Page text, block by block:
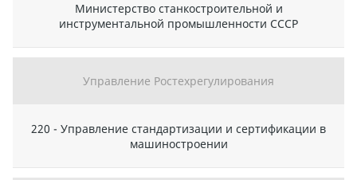
Министерство станкостроительной и
инструментальной промышленности СССР
Управление Ростехрегулирования
220 - Управление стандартизации и сертификации в
машиностроении